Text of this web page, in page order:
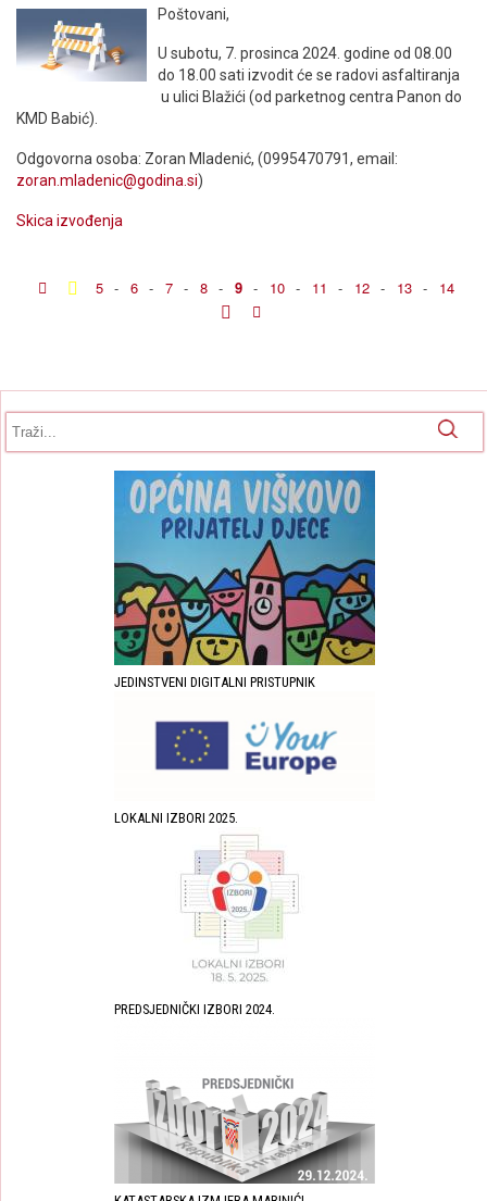
Poštovani,
U subotu, 7. prosinca 2024. godine od 08.00
do 18.00 sati izvodit će se radovi asfaltiranja
u ulici Blažići (od parketnog centra Panon do
KMD Babić).
Odgovorna osoba: Zoran Mladenić, (0995470791, email:
zoran.mladenic@godina.si)
Skica izvođenja
5 - 6 - 7 - 8 - 9 - 10 - 11 - 12 - 13 - 14
JEDINSTVENI DIGITALNI PRISTUPNIK
LOKALNI IZBORI 2025.
PREDSJEDNIČKI IZBORI 2024.